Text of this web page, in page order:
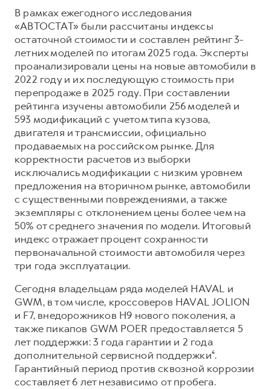
В рамках ежегодного исследования
«АВТОСТАТ» были рассчитаны индексы
остаточной стоимости и составлен рейтинг 3-
летних моделей по итогам 2025 года. Эксперты
проанализировали цены на новые автомобили в
2022 году и их последующую стоимость при
перепродаже в 2025 году. При составлении
рейтинга изучены автомобили 256 моделей и
593 модификаций с учетом типа кузова,
двигателя и трансмиссии, официально
продаваемых на российском рынке. Для
корректности расчетов из выборки
исключались модификации с низким уровнем
предложения на вторичном рынке, автомобили
с существенными повреждениями, а также
экземпляры с отклонением цены более чем на
50% от среднего значения по модели. Итоговый
индекс отражает процент сохранности
первоначальной стоимости автомобиля через
три года эксплуатации.
Сегодня владельцам ряда моделей HAVAL и
GWM, в том числе, кроссоверов HAVAL JOLION
и F7, внедорожников H9 нового поколения, а
также пикапов GWM POER предоставляется 5
лет поддержки: 3 года гарантии и 2 года
дополнительной сервисной поддержки⁴.
Гарантийный период против сквозной коррозии
составляет 6 лет независимо от пробега.